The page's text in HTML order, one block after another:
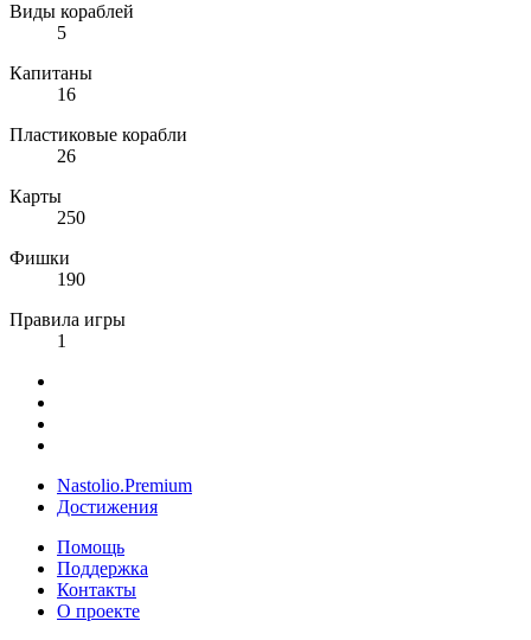
Виды кораблей
5
Капитаны
16
Пластиковые корабли
26
Карты
250
Фишки
190
Правила игры
1
Nastolio.Premium
Достижения
Помощь
Поддержка
Контакты
О проекте